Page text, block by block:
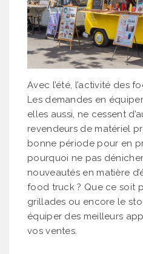
Avec l’été, l’activité des
Les demandes en
elles aussi, ne cessent
revendeurs de matériel
bonne période pour en
pourquoi ne pas
nouveautés en matière
food truck ? Que ce soit
grillades ou encore le
équiper des meilleurs
vos ventes.